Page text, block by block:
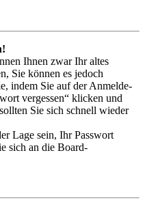
Ihnen zwar Ihr altes
Sie können es jedoch
indem Sie auf der Anmelde-
vergessen“ klicken und
Sie sich schnell wieder
Lage sein, Ihr Passwort
sich an die Board-